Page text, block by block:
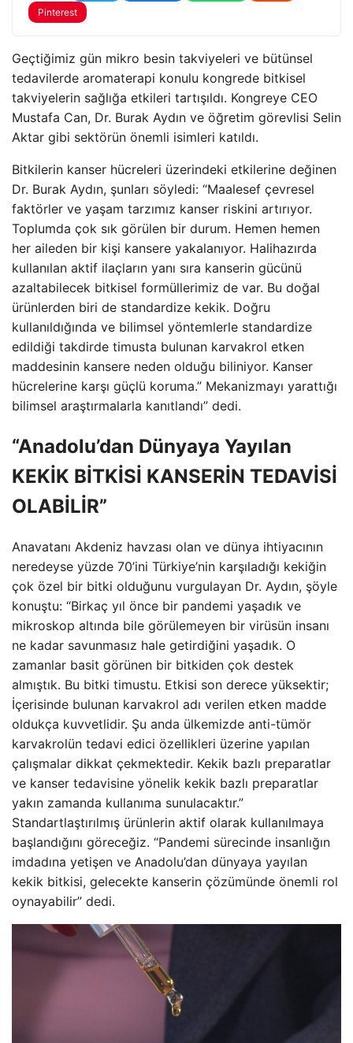
Pinterest
Geçtiğimiz gün mikro besin takviyeleri ve bütünsel
tedavilerde aromaterapi konulu kongrede bitkisel
takviyelerin sağlığa etkileri tartışıldı. Kongreye CEO
Mustafa Can, Dr. Burak Aydın ve öğretim görevlisi Selin
Aktar gibi sektörün önemli isimleri katıldı.
Bitkilerin kanser hücreleri üzerindeki etkilerine değinen
Dr. Burak Aydın, şunları söyledi: “Maalesef çevresel
faktörler ve yaşam tarzımız kanser riskini artırıyor.
Toplumda çok sık görülen bir durum. Hemen hemen
her aileden bir kişi kansere yakalanıyor. Halihazırda
kullanılan aktif ilaçların yanı sıra kanserin gücünü
azaltabilecek bitkisel formüllerimiz de var. Bu doğal
ürünlerden biri de standardize kekik. Doğru
kullanıldığında ve bilimsel yöntemlerle standardize
edildiği takdirde timusta bulunan karvakrol etken
maddesinin kansere neden olduğu biliniyor. Kanser
hücrelerine karşı güçlü koruma.” Mekanizmayı yarattığı
bilimsel araştırmalarla kanıtlandı” dedi.
“Anadolu’dan Dünyaya Yayılan
KEKİK BİTKİSİ KANSERİN TEDAVİSİ
OLABİLİR”
Anavatanı Akdeniz havzası olan ve dünya ihtiyacının
neredeyse yüzde 70’ini Türkiye’nin karşıladığı kekiğin
çok özel bir bitki olduğunu vurgulayan Dr. Aydın, şöyle
konuştu: “Birkaç yıl önce bir pandemi yaşadık ve
mikroskop altında bile görülemeyen bir virüsün insanı
ne kadar savunmasız hale getirdiğini yaşadık. O
zamanlar basit görünen bir bitkiden çok destek
almıştık. Bu bitki timustu. Etkisi son derece yüksektir;
İçerisinde bulunan karvakrol adı verilen etken madde
oldukça kuvvetlidir. Şu anda ülkemizde anti-tümör
karvakrolün tedavi edici özellikleri üzerine yapılan
çalışmalar dikkat çekmektedir. Kekik bazlı preparatlar
ve kanser tedavisine yönelik kekik bazlı preparatlar
yakın zamanda kullanıma sunulacaktır.”
Standartlaştırılmış ürünlerin aktif olarak kullanılmaya
başlandığını göreceğiz. “Pandemi sürecinde insanlığın
imdadına yetişen ve Anadolu’dan dünyaya yayılan
kekik bitkisi, gelecekte kanserin çözümünde önemli rol
oynayabilir” dedi.